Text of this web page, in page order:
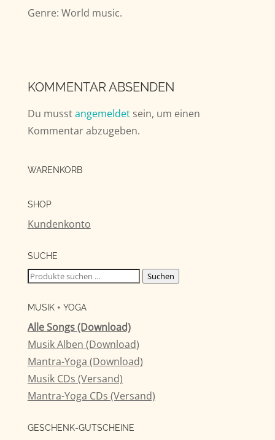
Genre: World music.
KOMMENTAR ABSENDEN
Du musstangemeldetsein, um einen
Kommentar abzugeben.
WARENKORB
SHOP
Kundenkonto
SUCHE
Suchen
Suchen
MUSIK + YOGA
Alle Songs (Download)
Musik Alben (Download)
Mantra-Yoga (Download)
Musik CDs (Versand)
Mantra-Yoga CDs (Versand)
GESCHENK-GUTSCHEINE